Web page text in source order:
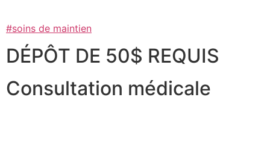
#soins de maintien
DÉPÔT DE 50$ REQUIS
Consultation médicale